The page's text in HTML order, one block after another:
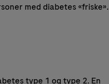
med diabetes «friske».
type 1 og type 2. En